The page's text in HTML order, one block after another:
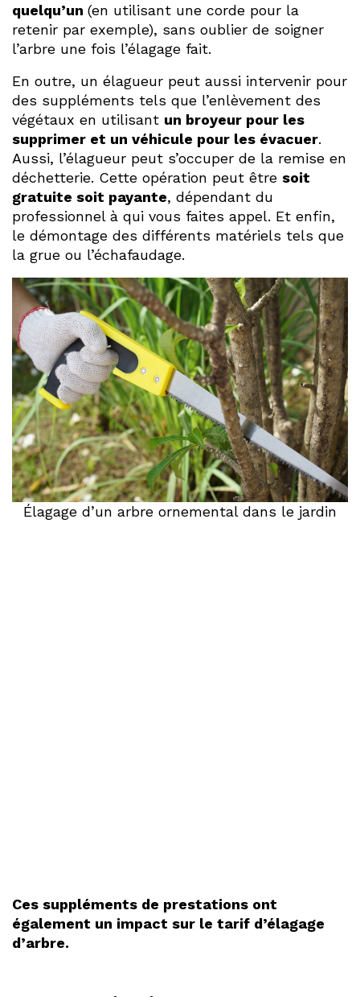
quelqu’un (en utilisant une corde pour la
retenir par exemple), sans oublier de soigner
l’arbre une fois l’élagage fait.
En outre, un élagueur peut aussi intervenir pour
des suppléments tels que l’enlèvement des
végétaux en utilisant un broyeur pour les
supprimer et un véhicule pour les évacuer.
Aussi, l’élagueur peut s’occuper de la remise en
déchetterie. Cette opération peut être soit
gratuite soit payante, dépendant du
professionnel à qui vous faites appel. Et enfin,
le démontage des différents matériels tels que
la grue ou l’échafaudage.
Élagage d’un arbre ornemental dans le jardin
Ces suppléments de prestations ont
également un impact sur le tarif d’élagage
d’arbre.